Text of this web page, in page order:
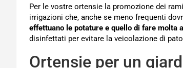
Per le vostre ortensie la promozione dei
irrigazioni che, anche se meno frequenti
effettuano le potature e quello di fare
disinfettati per evitare la veicolazione di
Ortensie per un